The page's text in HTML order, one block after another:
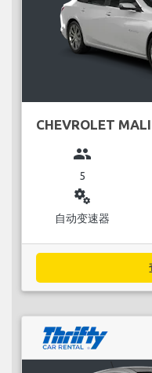
CHEVROLET
group
5
miscellaneous_services
自动变速器